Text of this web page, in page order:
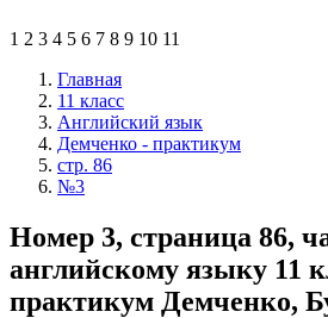
1 2 3 4 5 6 7 8 9 10 11
Главная
11 класс
Английский язык
Демченко - практикум
стр. 86
№3
Номер 3, страница 86,
английскому языку 11
практикум Демченко,